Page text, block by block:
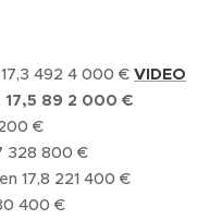
492 4 000 € VIDEO
89 2 000 €
€
328 800 €
17,8 221 400 €
400 €